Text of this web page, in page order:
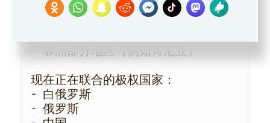
- 台湾
- 非洲部分地区（例如肯尼亚）
现在正在联合的极权国家：
- 白俄罗斯
- 俄罗斯